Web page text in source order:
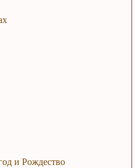
и Рождество